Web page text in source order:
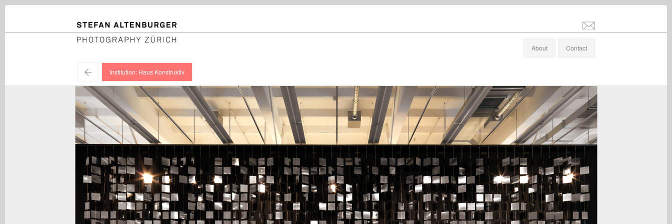
STEFAN ALTENBURGER
info@stefanaltenburger.com
Photography Zürich
About
Contact
← Institution: Haus Konstruktiv
Various Artists / "Gebaute Vision - Abstrakte und konkrete Kunst aus Lateinamerika: Die Sammlung Ella Fontanals-Cisneros", exhibition view, Haus Konstruktiv, Zürich / 2011